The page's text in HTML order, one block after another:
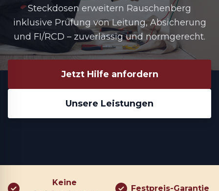
Steckdosen erweitern Rauschenberg
inklusive Prüfung von Leitung, Absicherung
und FI/RCD – zuverlässig und normgerecht.
Jetzt Hilfe anfordern
Unsere Leistungen
Keine
Festpreis-Garantie